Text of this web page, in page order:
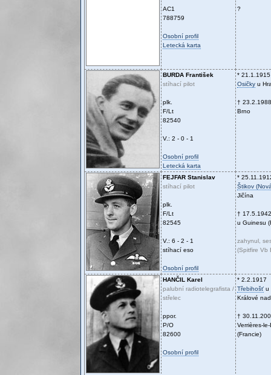
AC1
788759
Osobní profil
Letecká karta
?
BURDA František
stíhací pilot
plk.
F/Lt
82540
V.: 2 - 0 - 1
Osobní profil
Letecká karta
* 21.1.1915
Osičky u
† 23.2.1988
Brno
FEJFAR Stanislav
stíhací pilot
plk.
F/Lt
82545
V.: 6 - 2 - 1
stíhací eso
Osobní profil
*
Štikov
Jičína
† 17.5.1942
u Guinesu
zahynul,
(Spitfire Vb
HANČIL Karel
palubní radiotelegrafista /
střelec
ppor.
P/O
82600
Osobní profil
* 2.2.1917
Třebihošť u
Králové
†
Verrières-
(Francie)